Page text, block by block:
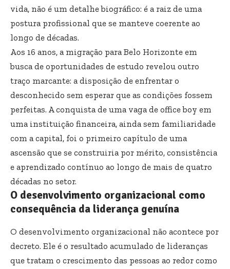
vida, não é um detalhe biográfico: é a raiz de uma
postura profissional que se manteve coerente ao
longo de décadas.
Aos 16 anos, a migração para Belo Horizonte em
busca de oportunidades de estudo revelou outro
traço marcante: a disposição de enfrentar o
desconhecido sem esperar que as condições fossem
perfeitas. A conquista de uma vaga de office boy em
uma instituição financeira, ainda sem familiaridade
com a capital, foi o primeiro capítulo de uma
ascensão que se construiria por mérito, consistência
e aprendizado contínuo ao longo de mais de quatro
décadas no setor.
O desenvolvimento organizacional como
consequência da liderança genuína
O desenvolvimento organizacional não acontece por
decreto. Ele é o resultado acumulado de lideranças
que tratam o crescimento das pessoas ao redor como